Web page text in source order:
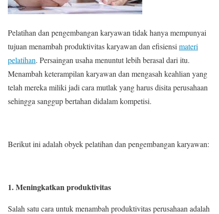
Pelatihan dan pengembangan karyawan tidak hanya mempunyai
tujuan menambah produktivitas karyawan dan efisiensi materi
pelatihan. Persaingan usaha menuntut lebih berasal dari itu.
Menambah keterampilan karyawan dan mengasah keahlian yang
telah mereka miliki jadi cara mutlak yang harus disita perusahaan
sehingga sanggup bertahan didalam kompetisi.
Berikut ini adalah obyek pelatihan dan pengembangan karyawan:
1. Meningkatkan produktivitas
Salah satu cara untuk menambah produktivitas perusahaan adalah